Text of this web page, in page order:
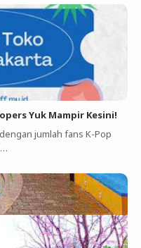
Yuk Mampir Kesini!
jumlah fans K-Pop